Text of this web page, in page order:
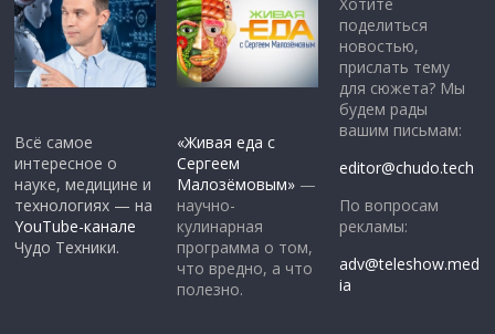
Всё самое
интересное о
науке, медицине и
технологиях — на
YouTube-канале
Чудо Техники.
«Живая еда с
Сергеем
Малозёмовым» —
научно-
кулинарная
программа о том,
что вредно, а что
полезно.
поделиться
новостью,
прислать тему
для сюжета? Мы
будем рады
вашим письмам:
editor@chudo.tech
По вопросам
рекламы:
adv@teleshow.med
ia